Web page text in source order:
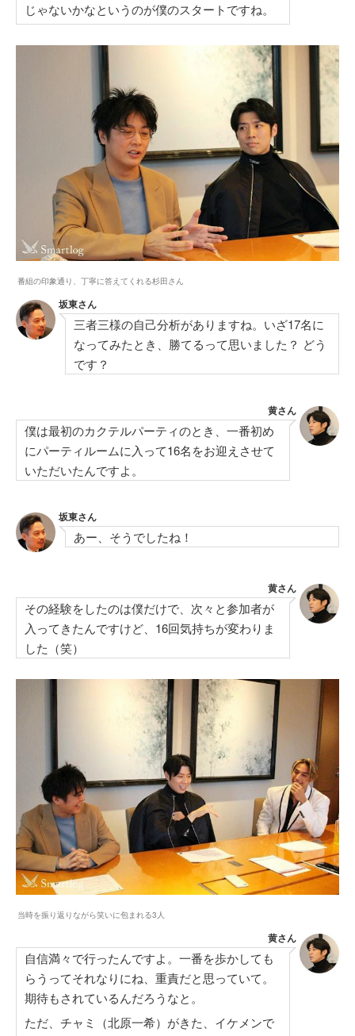
じゃないかなというのが僕のスタートですね。
番組の印象通り、丁寧に答えてくれる杉田さん
坂東さん
三者三様の自己分析がありますね。いざ17名に
なってみたとき、勝てるって思いました？ どう
です？
黄さん
僕は最初のカクテルパーティのとき、一番初め
にパーティルームに入って16名をお迎えさせて
いただいたんですよ。
坂東さん
あー、そうでしたね！
黄さん
その経験をしたのは僕だけで、次々と参加者が
入ってきたんですけど、16回気持ちが変わりま
した（笑）
当時を振り返りながら笑いに包まれる3人
黄さん
自信満々で行ったんですよ。一番を歩かしても
らうってそれなりにね、重責だと思っていて。
期待もされているんだろうなと。
ただ、チャミ（北原一希）がきた、イケメンで